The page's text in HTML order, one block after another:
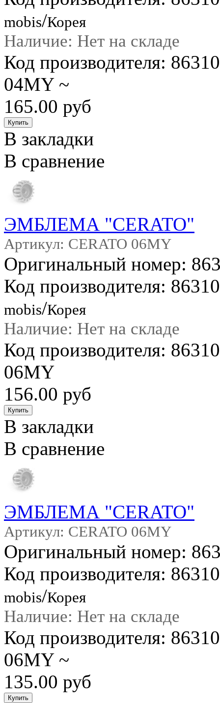
mobis/Корея
Наличие: Нет на складе
Код производителя:
04MY ~
165.00 руб
В закладки
В сравнение
ЭМБЛЕМА "CERATO"
Артикул: CERATO 06MY
Оригинальный номер:
Код производителя:
mobis/Корея
Наличие: Нет на складе
Код производителя:
06MY
156.00 руб
В закладки
В сравнение
ЭМБЛЕМА "CERATO"
Артикул: CERATO 06MY
Оригинальный номер:
Код производителя:
mobis/Корея
Наличие: Нет на складе
Код производителя:
06MY ~
135.00 руб